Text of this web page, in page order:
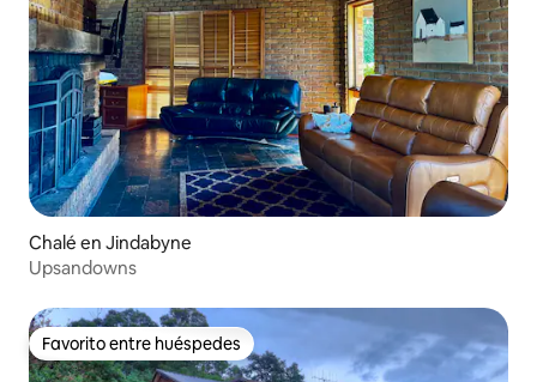
Chalé en Jindabyne
Upsandowns
Favorito entre huéspedes
Favorito entre huéspedes